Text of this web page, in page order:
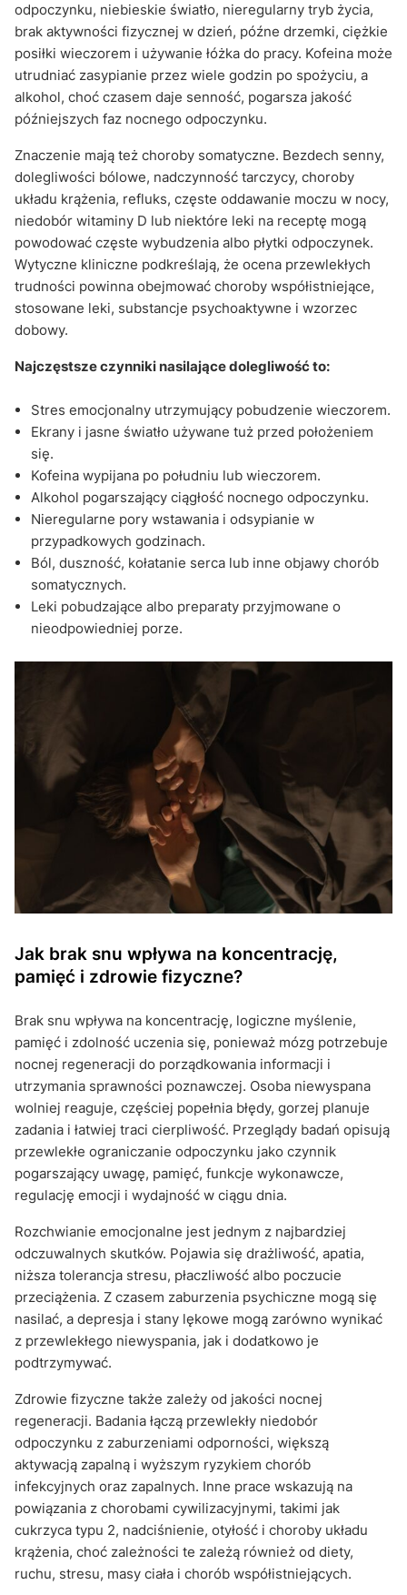
odpoczynku, niebieskie światło, nieregularny tryb życia,
brak aktywności fizycznej w dzień, późne drzemki, ciężkie
posiłki wieczorem i używanie łóżka do pracy. Kofeina może
utrudniać zasypianie przez wiele godzin po spożyciu, a
alkohol, choć czasem daje senność, pogarsza jakość
późniejszych faz nocnego odpoczynku.
Znaczenie mają też choroby somatyczne. Bezdech senny,
dolegliwości bólowe, nadczynność tarczycy, choroby
układu krążenia, refluks, częste oddawanie moczu w nocy,
niedobór witaminy D lub niektóre leki na receptę mogą
powodować częste wybudzenia albo płytki odpoczynek.
Wytyczne kliniczne podkreślają, że ocena przewlekłych
trudności powinna obejmować choroby współistniejące,
stosowane leki, substancje psychoaktywne i wzorzec
dobowy.
Najczęstsze czynniki nasilające dolegliwość to:
Stres emocjonalny utrzymujący pobudzenie wieczorem.
Ekrany i jasne światło używane tuż przed położeniem
się.
Kofeina wypijana po południu lub wieczorem.
Alkohol pogarszający ciągłość nocnego odpoczynku.
Nieregularne pory wstawania i odsypianie w
przypadkowych godzinach.
Ból, duszność, kołatanie serca lub inne objawy chorób
somatycznych.
Leki pobudzające albo preparaty przyjmowane o
nieodpowiedniej porze.
Jak brak snu wpływa na koncentrację,
pamięć i zdrowie fizyczne?
Brak snu wpływa na koncentrację, logiczne myślenie,
pamięć i zdolność uczenia się, ponieważ mózg potrzebuje
nocnej regeneracji do porządkowania informacji i
utrzymania sprawności poznawczej. Osoba niewyspana
wolniej reaguje, częściej popełnia błędy, gorzej planuje
zadania i łatwiej traci cierpliwość. Przeglądy badań opisują
przewlekłe ograniczanie odpoczynku jako czynnik
pogarszający uwagę, pamięć, funkcje wykonawcze,
regulację emocji i wydajność w ciągu dnia.
Rozchwianie emocjonalne jest jednym z najbardziej
odczuwalnych skutków. Pojawia się drażliwość, apatia,
niższa tolerancja stresu, płaczliwość albo poczucie
przeciążenia. Z czasem zaburzenia psychiczne mogą się
nasilać, a depresja i stany lękowe mogą zarówno wynikać
z przewlekłego niewyspania, jak i dodatkowo je
podtrzymywać.
Zdrowie fizyczne także zależy od jakości nocnej
regeneracji. Badania łączą przewlekły niedobór
odpoczynku z zaburzeniami odporności, większą
aktywacją zapalną i wyższym ryzykiem chorób
infekcyjnych oraz zapalnych. Inne prace wskazują na
powiązania z chorobami cywilizacyjnymi, takimi jak
cukrzyca typu 2, nadciśnienie, otyłość i choroby układu
krążenia, choć zależności te zależą również od diety,
ruchu, stresu, masy ciała i chorób współistniejących.